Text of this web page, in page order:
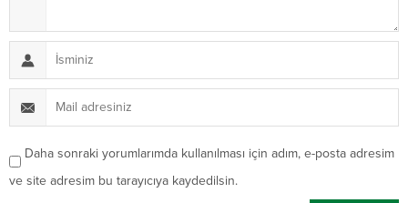
Daha sonraki yorumlarımda kullanılması için adım, e-posta adresim
ve site adresim bu tarayıcıya kaydedilsin.